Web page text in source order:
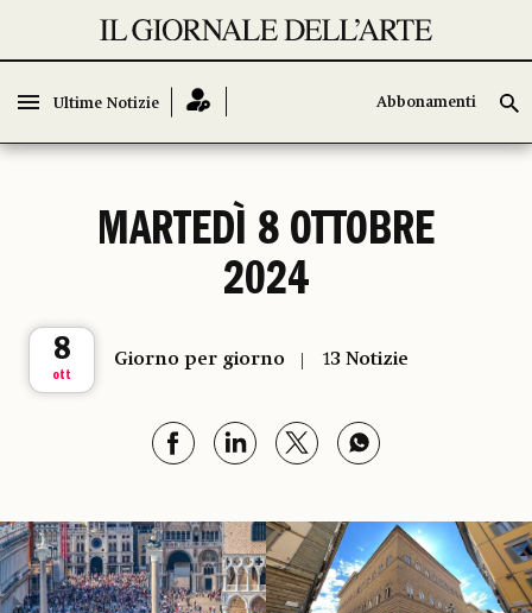
Ultime Notizie Abbonamenti
Ultime Notizie Abbonamenti
MARTEDÌ 8 OTTOBRE
2024
8
ott
Giorno per giorno 13 Notizie